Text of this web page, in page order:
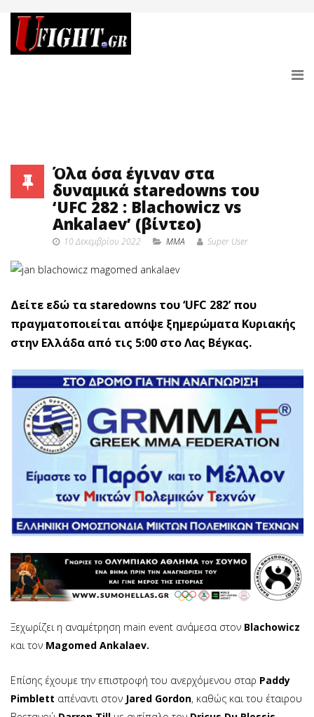
Όλα όσα έγιναν στα
δυναμικά staredowns του
‘UFC 282 : Blachowicz vs
Ankalaev’ (βίντεο)
10 Δεκεμβρίου 2022 MMA Super User
Δείτε εδώ τα staredowns του ‘UFC 282’ που
πραγματοποιείται απόψε ξημερώματα Κυριακής
στην Ελλάδα από τις 5:00 στο Λας Βέγκας.
Ξεχωρίζει η αναμέτρηση main event ανάμεσα στον Blachowicz
και τον Magomed Ankalaev.
Επίσης έχουμε την επιστροφή του ανερχόμενου σταρ Paddy
Pimblett απέναντι στον Jared Gordon, καθώς και του έταιρου